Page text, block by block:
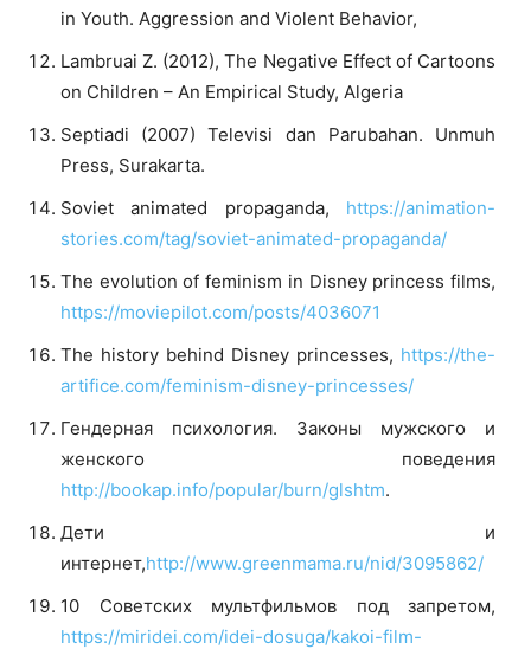
in Youth. Aggression and Violent Behavior,
Lambruai Z. (2012), The Negative Effect of Cartoons
on Children – An Empirical Study, Algeria
Septiadi (2007) Televisi dan Parubahan. Unmuh
Press, Surakarta.
Soviet animated propaganda, https://animation-
stories.com/tag/soviet-animated-propaganda/
The evolution of feminism in Disney princess films,
https://moviepilot.com/posts/4036071
The history behind Disney princesses, https://the-
artifice.com/feminism-disney-princesses/
Гендерная психология. Законы мужского и
женского поведения
http://bookap.info/popular/burn/glshtm.
Дети и
интернет,http://www.greenmama.ru/nid/3095862/
10 Советских мультфильмов под запретом,
https://miridei.com/idei-dosuga/kakoi-film-